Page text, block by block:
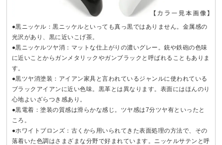
●黒ニッケル：黒ニッケルといっても真っ黒ではありません。金属感の
光沢があり、黒に近いこげ茶。
●黒ニッケルツヤ消：マットな仕上がりの濃いグレー。銃や鉄砲の色味
に近いことからガンメタリックやガンブラックと呼ばれることもありま
す。
●黒ツヤ消塗装：アイアン家具と言われているジャンルに使われている
ブラックアイアンに近い色味。黒革とは異なります。表面にはほんのり
心地よいざらつき感あり。
●黒電着：塗装の質感は滑らかな感じ。ツヤ感は7分ツヤ有といったと
ころ。
●ホワイトブロンズ：古くから用いられてきた表面処理の方法で、その
落着いた色調はさまざまな分野で好まれています。ニッケルサテンと呼